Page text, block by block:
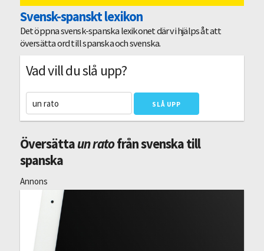
Svensk-spanskt lexikon
Det öppna svensk-spanska lexikonet där vi hjälps åt att
översätta ord till spanska och svenska.
Vad vill du slå upp?
Översättaun ratofrån svenska till
spanska
Annons